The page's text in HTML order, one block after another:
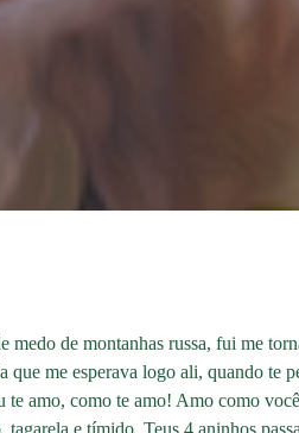
medo de montanhas russa, fui me
que me esperava logo ali, quando te
te amo, como te amo! Amo como
e tímido. Teus 4 aninhos